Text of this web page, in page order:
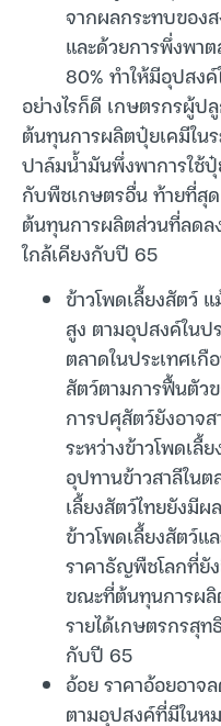
จากผลกระทบของส
และด้วยการพึ่งพา
80% ทำให้มีอุปสง
อย่างไรก็ดี เกษตรกรผู้
ต้นทุนการผลิตปุ๋ยเคมีใน
ปาล์มน้ำมันพึ่งพาการใช้
กับพืชเกษตรอื่น ท้ายที่สุ
ต้นทุนการผลิตส่วนที่ลดล
ใกล้เคียงกับปี 65
ข้าวโพดเลี้ยงสัตว์
สูง ตามอุปสงค์ในป
ตลาดในประเทศเกื
สัตว์ตามการฟื้นตัว
การปศุสัตว์ยังอาจ
ระหว่างข้าวโพดเลี้
อุปทานข้าวสาลีใน
เลี้ยงสัตว์ไทยยังมี
ข้าวโพดเลี้ยงสัตว์
ราคาธัญพืชโลกที่ยั
ขณะที่ต้นทุนการผลิ
รายได้เกษตรกรสุ
กับปี 65
อ้อย ราคาอ้อยอาจ
ตามอุปสงค์ที่มีในห